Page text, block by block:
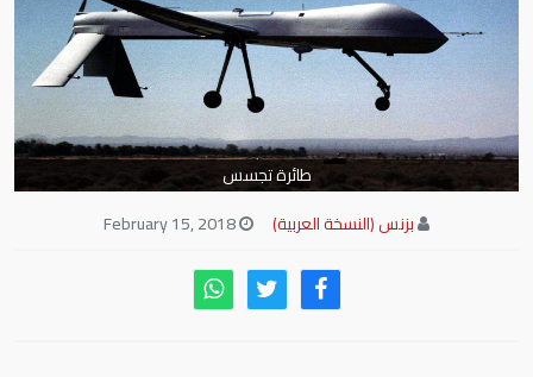
طائرة تجسس
بزنس (النسخة العربية)